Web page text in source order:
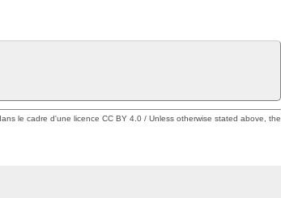
le cadre d'une licence CC BY 4.0 / Unless otherwise stated above, the